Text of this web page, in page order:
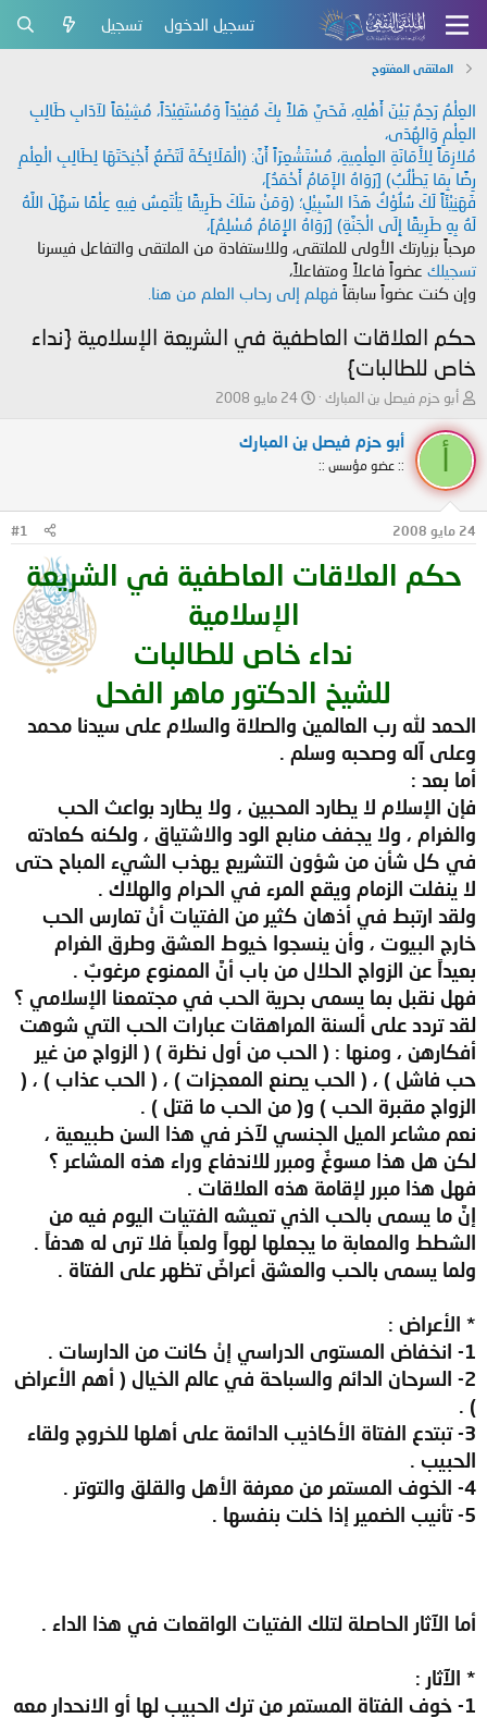
تسجيل الدخول تسجيل
الملتقى المفتوح
العِلْمُ رَحِمٌ بَيْنَ أَهْلِهِ، فَحَيَّ هَلاً بِكَ مُفِيْدَاً وَمُسْتَفِيْدَاً، مُشِيْعَاً لآدَابِ طَالِبِ
العِلْمِ وَالهُدَى،
مُلازِمَاً لِلأَمَانَةِ العِلْمِيةِ، مُسْتَشْعِرَاً أَنَّ: (الْمَلَائِكَةَ لَتَضَعُ أَجْنِحَتَهَا لِطَالِبِ الْعِلْمِ
رِضًا بِمَا يَطْلُبُ) [رَوَاهُ الإَمَامُ أَحْمَدُ]،
فَهَنِيْئَاً لَكَ سُلُوْكُ هَذَا السَّبِيْلِ؛ (وَمَنْ سَلَكَ طَرِيقًا يَلْتَمِسُ فِيهِ عِلْمًا سَهَّلَ اللَّهُ
لَهُ بِهِ طَرِيقًا إِلَى الْجَنَّةِ) [رَوَاهُ الإِمَامُ مُسْلِمٌ]،
مرحباً بزيارتك الأولى للملتقى، وللاستفادة من الملتقى والتفاعل فيسرنا
تسجيلك عضواً فاعلاً ومتفاعلاً،
وإن كنت عضواً سابقاً فهلم إلى رحاب العلم من هنا.
حكم العلاقات العاطفية في الشريعة الإسلامية {نداء
خاص للطالبات}
ب
د
ل
م
و
و
أبو حزم فيصل بن المبارك
ت
ر
ي
ل
ء
24 مايو 2008
أبو حزم فيصل بن المبارك
:: عضو مؤسس ::
24 مايو 2008 #1
حكم العلاقات العاطفية في الشريعة
الإسلامية
نداء خاص للطالبات
للشيخ الدكتور ماهر الفحل
الحمد لله رب العالمين والصلاة والسلام على سيدنا محمد
وعلى آله وصحبه وسلم .
أما بعد :
فإن الإسلام لا يطارد المحبين ، ولا يطارد بواعث الحب
والغرام ، ولا يجفف منابع الود والاشتياق ، ولكنه كعادته
في كل شأن من شؤون التشريع يهذب الشيء المباح حتى
لا ينفلت الزمام ويقع المرء في الحرام والهلاك .
ولقد ارتبط في أذهان كثير من الفتيات أنْ تمارس الحب
خارج البيوت ، وأن ينسجوا خيوط العشق وطرق الغرام
بعيداً عن الزواج الحلال من باب أنَّ الممنوع مرغوبٌ .
فهل نقبل بما يسمى بحرية الحب في مجتمعنا الإسلامي ؟
لقد تردد على ألسنة المراهقات عبارات الحب التي شوهت
أفكارهن ، ومنها : ( الحب من أول نظرة ) ( الزواج من غير
حب فاشل ) ، ( الحب يصنع المعجزات ) ، ( الحب عذاب ) ، (
الزواج مقبرة الحب ) و( من الحب ما قتل ) .
نعم مشاعر الميل الجنسي لآخر في هذا السن طبيعية ،
لكن هل هذا مسوغٌ ومبرر للاندفاع وراء هذه المشاعر ؟
فهل هذا مبرر لإقامة هذه العلاقات .
إنَّ ما يسمى بالحب الذي تعيشه الفتيات اليوم فيه من
الشطط والمعابة ما يجعلها لهواً ولعباً فلا ترى له هدفاً .
ولما يسمى بالحب والعشق أعراضٌ تظهر على الفتاة .
* الأعراض :
1- انخفاض المستوى الدراسي إنْ كانت من الدارسات .
2- السرحان الدائم والسباحة في عالم الخيال ( أهم الأعراض
) .
3- تبتدع الفتاة الأكاذيب الدائمة على أهلها للخروج ولقاء
الحبيب .
4- الخوف المستمر من معرفة الأهل والقلق والتوتر .
5- تأنيب الضمير إذا خلت بنفسها .
أما الآثار الحاصلة لتلك الفتيات الواقعات في هذا الداء .
* الآثار :
1- خوف الفتاة المستمر من ترك الحبيب لها أو الانحدار معه